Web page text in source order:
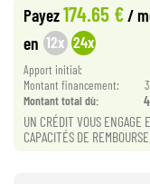
Cables &
HiFi
Bundle
Payez174.65 €/
en 12x 24x
Apport initial:
Montant financement:
Montant total dù:
UN CRÉDIT VOUS ENGAGE
CAPACITÉS DE